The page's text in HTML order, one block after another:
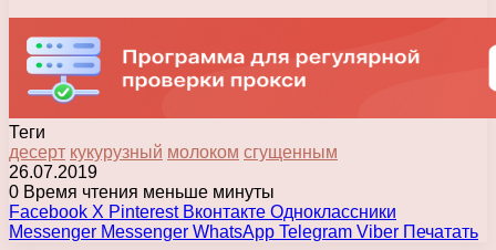
Теги
десерт кукурузный молоком сгущенным
26.07.2019
0 Время чтения меньше минуты
Facebook X Pinterest Вконтакте Одноклассники
Messenger Messenger WhatsApp Telegram Viber Печатать